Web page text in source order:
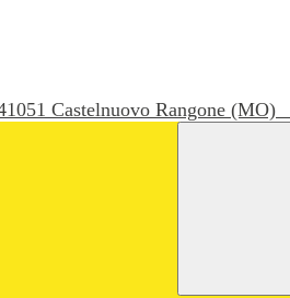
Castelnuovo Rangone (MO)